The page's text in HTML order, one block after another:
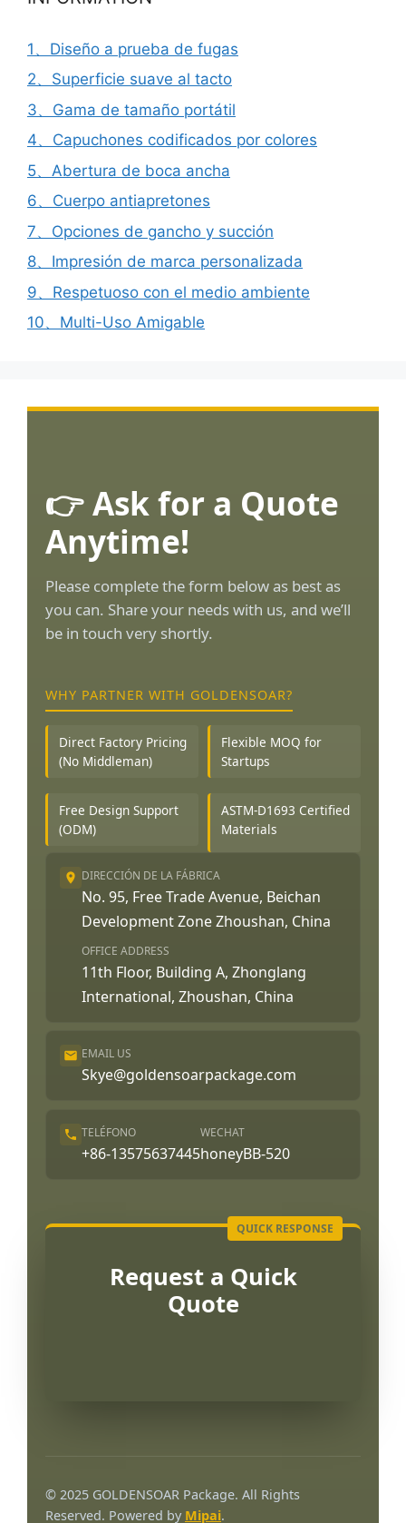
1、Diseño a prueba de fugas
2、Superficie suave al tacto
3、Gama de tamaño portátil
4、Capuchones codificados por colores
5、Abertura de boca ancha
6、Cuerpo antiapretones
7、Opciones de gancho y succión
8、Impresión de marca personalizada
9、Respetuoso con el medio ambiente
10、Multi-Uso Amigable
👉 Ask for a Quote
Anytime!
Please complete the form below as best as
you can. Share your needs with us, and we’ll
be in touch very shortly.
WHY PARTNER WITH GOLDENSOAR?
Direct Factory Pricing
(No Middleman)
Flexible MOQ for
Startups
Free Design Support
(ODM)
ASTM-D1693 Certified
Materials
DIRECCIÓN DE LA FÁBRICA
No. 95, Free Trade Avenue, Beichan
Development Zone Zhoushan, China
OFFICE ADDRESS
11th Floor, Building A, Zhonglang
International, Zhoushan, China
EMAIL US
Skye@goldensoarpackage.com
TELÉFONO
+86-13575637445
WECHAT
honeyBB-520
Request a Quick
Quote
© 2025 GOLDENSOAR Package. All Rights
Reserved. Powered by Mipai.